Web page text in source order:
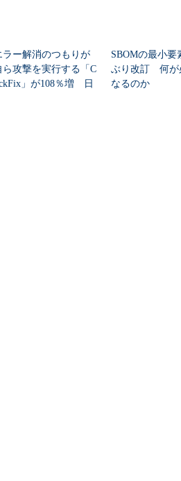
ラー解消のつもりが
ら攻撃を実行する「C
」が108％増 日
SBOMの最小要
ぶり改訂 何が
なるのか